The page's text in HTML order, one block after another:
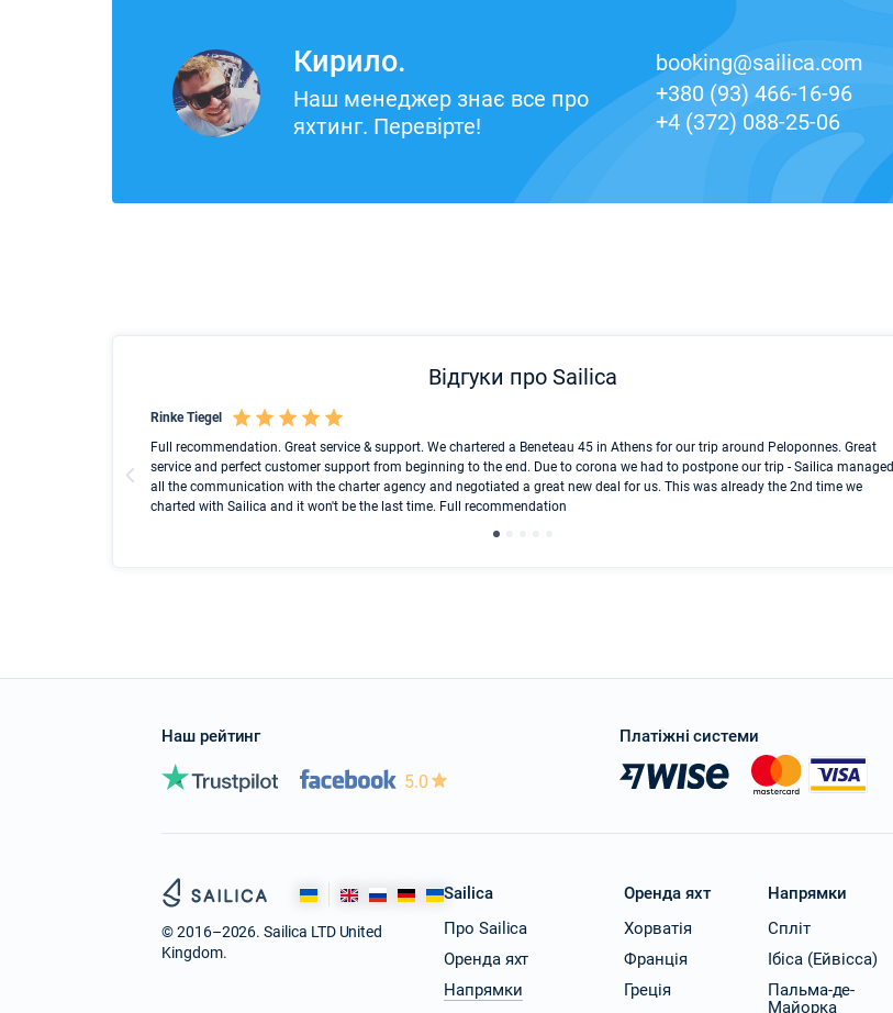
Кирило.
Наш менеджер знає все про
яхтинг. Перевірте!
booking@sailica.com
+380 (93) 466-16-96
+4 (372) 088-25-06
Відгуки про Sailica
Rinke Tiegel
Full recommendation. Great service & support. We chartered a Beneteau 45 in Athens for our trip around Peloponnes. Great
service and perfect customer support from beginning to the end. Due to corona we had to postpone our trip - Sailica managed
all the communication with the charter agency and negotiated a great new deal for us. This was already the 2nd time we
charted with Sailica and it won't be the last time. Full recommendation
Наш рейтинг
5.0
Платіжні системи
© 2016–2026. Sailica LTD United
Kingdom.
Sailica
Про Sailica
Оренда яхт
Напрямки
Оренда яхт
Хорватія
Франція
Греція
Напрямки
Спліт
Ібіса (Ейвісса)
Пальма-де-
Майорка